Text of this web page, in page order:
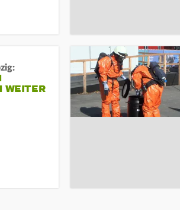
WEITER